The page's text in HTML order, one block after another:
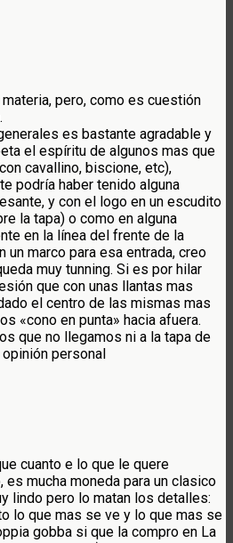
pero, como es cuestión
es bastante agradable y
el espíritu de algunos mas que
cavallino, biscione, etc),
podría haber tenido alguna
y con el logo en un escudito
la tapa) o como en alguna
en la línea del frente de la
un marco para esa entrada, creo
muy tunning. Si es por hilar
que con unas llantas mas
el centro de las mismas mas
«cono en punta» hacia afuera.
que no llegamos ni a la tapa de
personal
cuanto e lo que le quere
es mucha moneda para un clasico
lindo pero lo matan los detalles:
lo que mas se ve y lo que mas se
gobba si que la compro en La